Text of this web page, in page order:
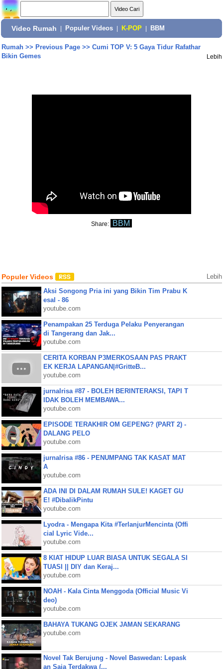
Video Rumah Populer Videos K-POP BBM
Rumah>> Previous Page>> Cumi TOP V: 5 Gaya Tidur Rafathar
Bikin Gemes
Lebih
Share: BBM
Populer Videos Lebih
Aksi Songong Pria ini yang Bikin Tim Prabu K
esal - 86
youtube.com
Penampakan 25 Terduga Pelaku Penyerangan
di Tangerang dan Jak...
youtube.com
CERITA KORBAN P3MERKOSAAN PAS PRAKT
EK KERJA LAPANGAN|#GritteB...
youtube.com
jurnalrisa #87 - BOLEH BERINTERAKSI, TAPI T
IDAK BOLEH MEMBAWA...
youtube.com
EPISODE TERAKHIR OM GEPENG? (PART 2) -
DALANG PELO
youtube.com
jurnalrisa #86 - PENUMPANG TAK KASAT MAT
A
youtube.com
ADA INI DI DALAM RUMAH SULE! KAGET GU
E! #DibalikPintu
youtube.com
Lyodra - Mengapa Kita #TerlanjurMencinta (Offi
cial Lyric Vide...
youtube.com
8 KIAT HIDUP LUAR BIASA UNTUK SEGALA SI
TUASI || DIY dan Keraj...
youtube.com
NOAH - Kala Cinta Menggoda (Official Music Vi
deo)
youtube.com
BAHAYA TUKANG OJEK JAMAN SEKARANG
youtube.com
Novel Tak Berujung - Novel Baswedan: Lepask
an Saja Terdakwa (...